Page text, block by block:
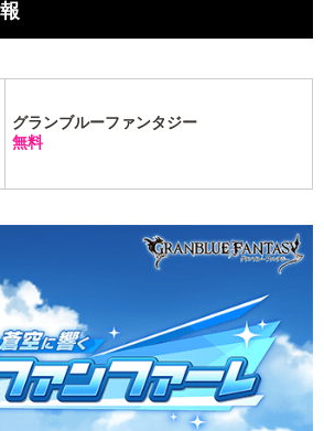
グランブルーファンタジー
無料